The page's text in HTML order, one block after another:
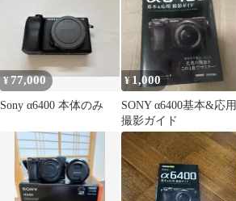
¥77,000
Sony α6400 本体のみ
¥ 1,000
SONY α6400基本&応用
撮影ガイド